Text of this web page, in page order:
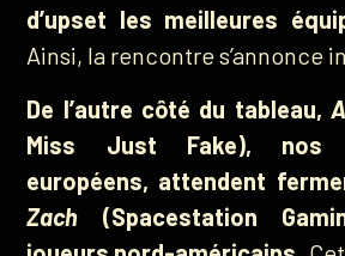
d’upset les meilleures
Ainsi, la rencontre s’annonce
De l’autre côté du tableau,
Miss Just Fake), nos
européens, attendent
Zach (Spacestation